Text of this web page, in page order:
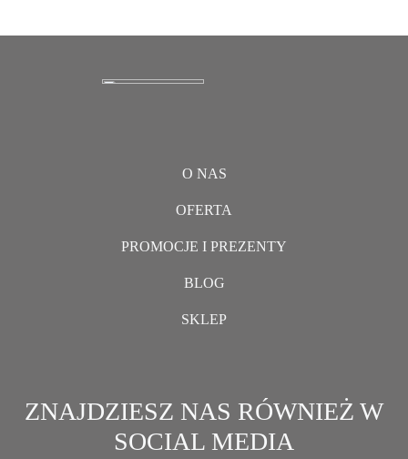
O NAS
OFERTA
PROMOCJE I PREZENTY
BLOG
SKLEP
ZNAJDZIESZ NAS RÓWNIEŻ W
SOCIAL MEDIA